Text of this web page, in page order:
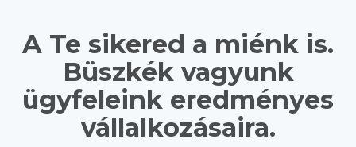
A Te sikered a miénk is.
Büszkék vagyunk
ügyfeleink eredményes
vállalkozásaira.